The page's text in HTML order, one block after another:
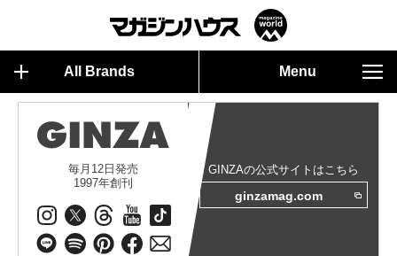
All Brands Menu
毎月12日発売
1997年創刊
GINZAの公式サイトはこちら
ginzamag.com